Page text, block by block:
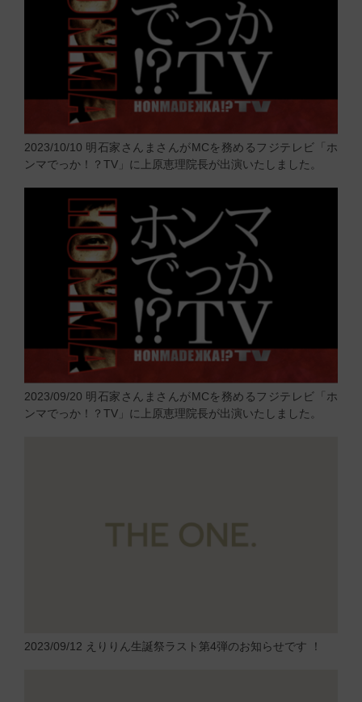
2023/10/10 明石家さんまさんがMCを務めるフジテレビ「ホ
ンマでっか！？TV」に上原恵理院長が出演いたしました。
2023/09/20 明石家さんまさんがMCを務めるフジテレビ「ホ
ンマでっか！？TV」に上原恵理院長が出演いたしました。
2023/09/12 えりりん生誕祭ラスト第4弾のお知らせです ！